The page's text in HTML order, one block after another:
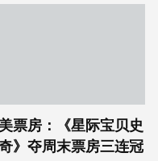
票房：《星际宝贝史
》夺周末票房三连冠